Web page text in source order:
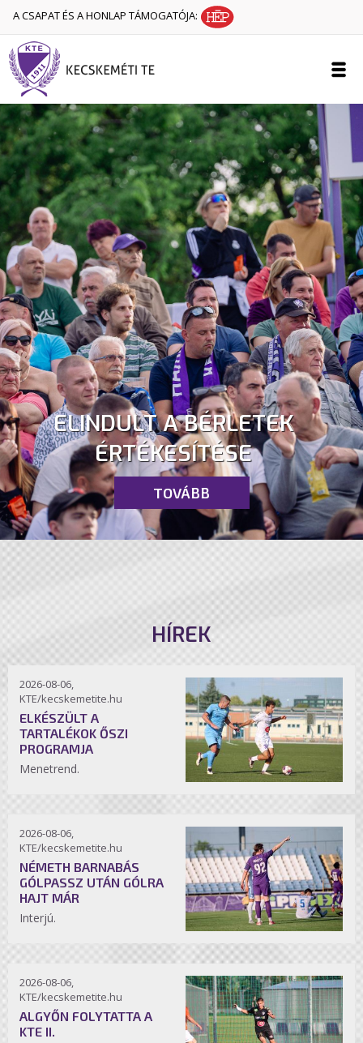
A CSAPAT ÉS A HONLAP TÁMOGATÓJA:
ELINDULT A BÉRLETEK
ÉRTÉKESÍTÉSE
TOVÁBB
HÍREK
2026-08-06,
KTE/kecskemetite.hu
ELKÉSZÜLT A
TARTALÉKOK ŐSZI
PROGRAMJA
Menetrend.
2026-08-06,
KTE/kecskemetite.hu
NÉMETH BARNABÁS
GÓLPASSZ UTÁN GÓLRA
HAJT MÁR
Interjú.
2026-08-06,
KTE/kecskemetite.hu
ALGYŐN FOLYTATTA A
KTE II.